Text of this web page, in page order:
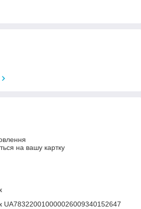
на вашу картку
UA783220010000026009340152647